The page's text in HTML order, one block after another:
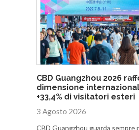
CBD Guangzhou 2026
dimensione
+33,4% di visitatori esteri
3 Agosto 2026
CBD Guangzhou guarda sempre